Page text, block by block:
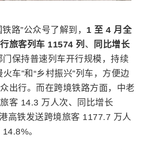
路”公众号了解到， 1 至 4 月全
旅客列车 11574 列 、
同比增长
门保持普速列车开行规模，持续
火车”和“乡村振兴”列车，方便边
出行。而在跨境铁路方面，中老
客 14.3 万人次、同比增长
高铁发送跨境旅客 1177.7 万人
。